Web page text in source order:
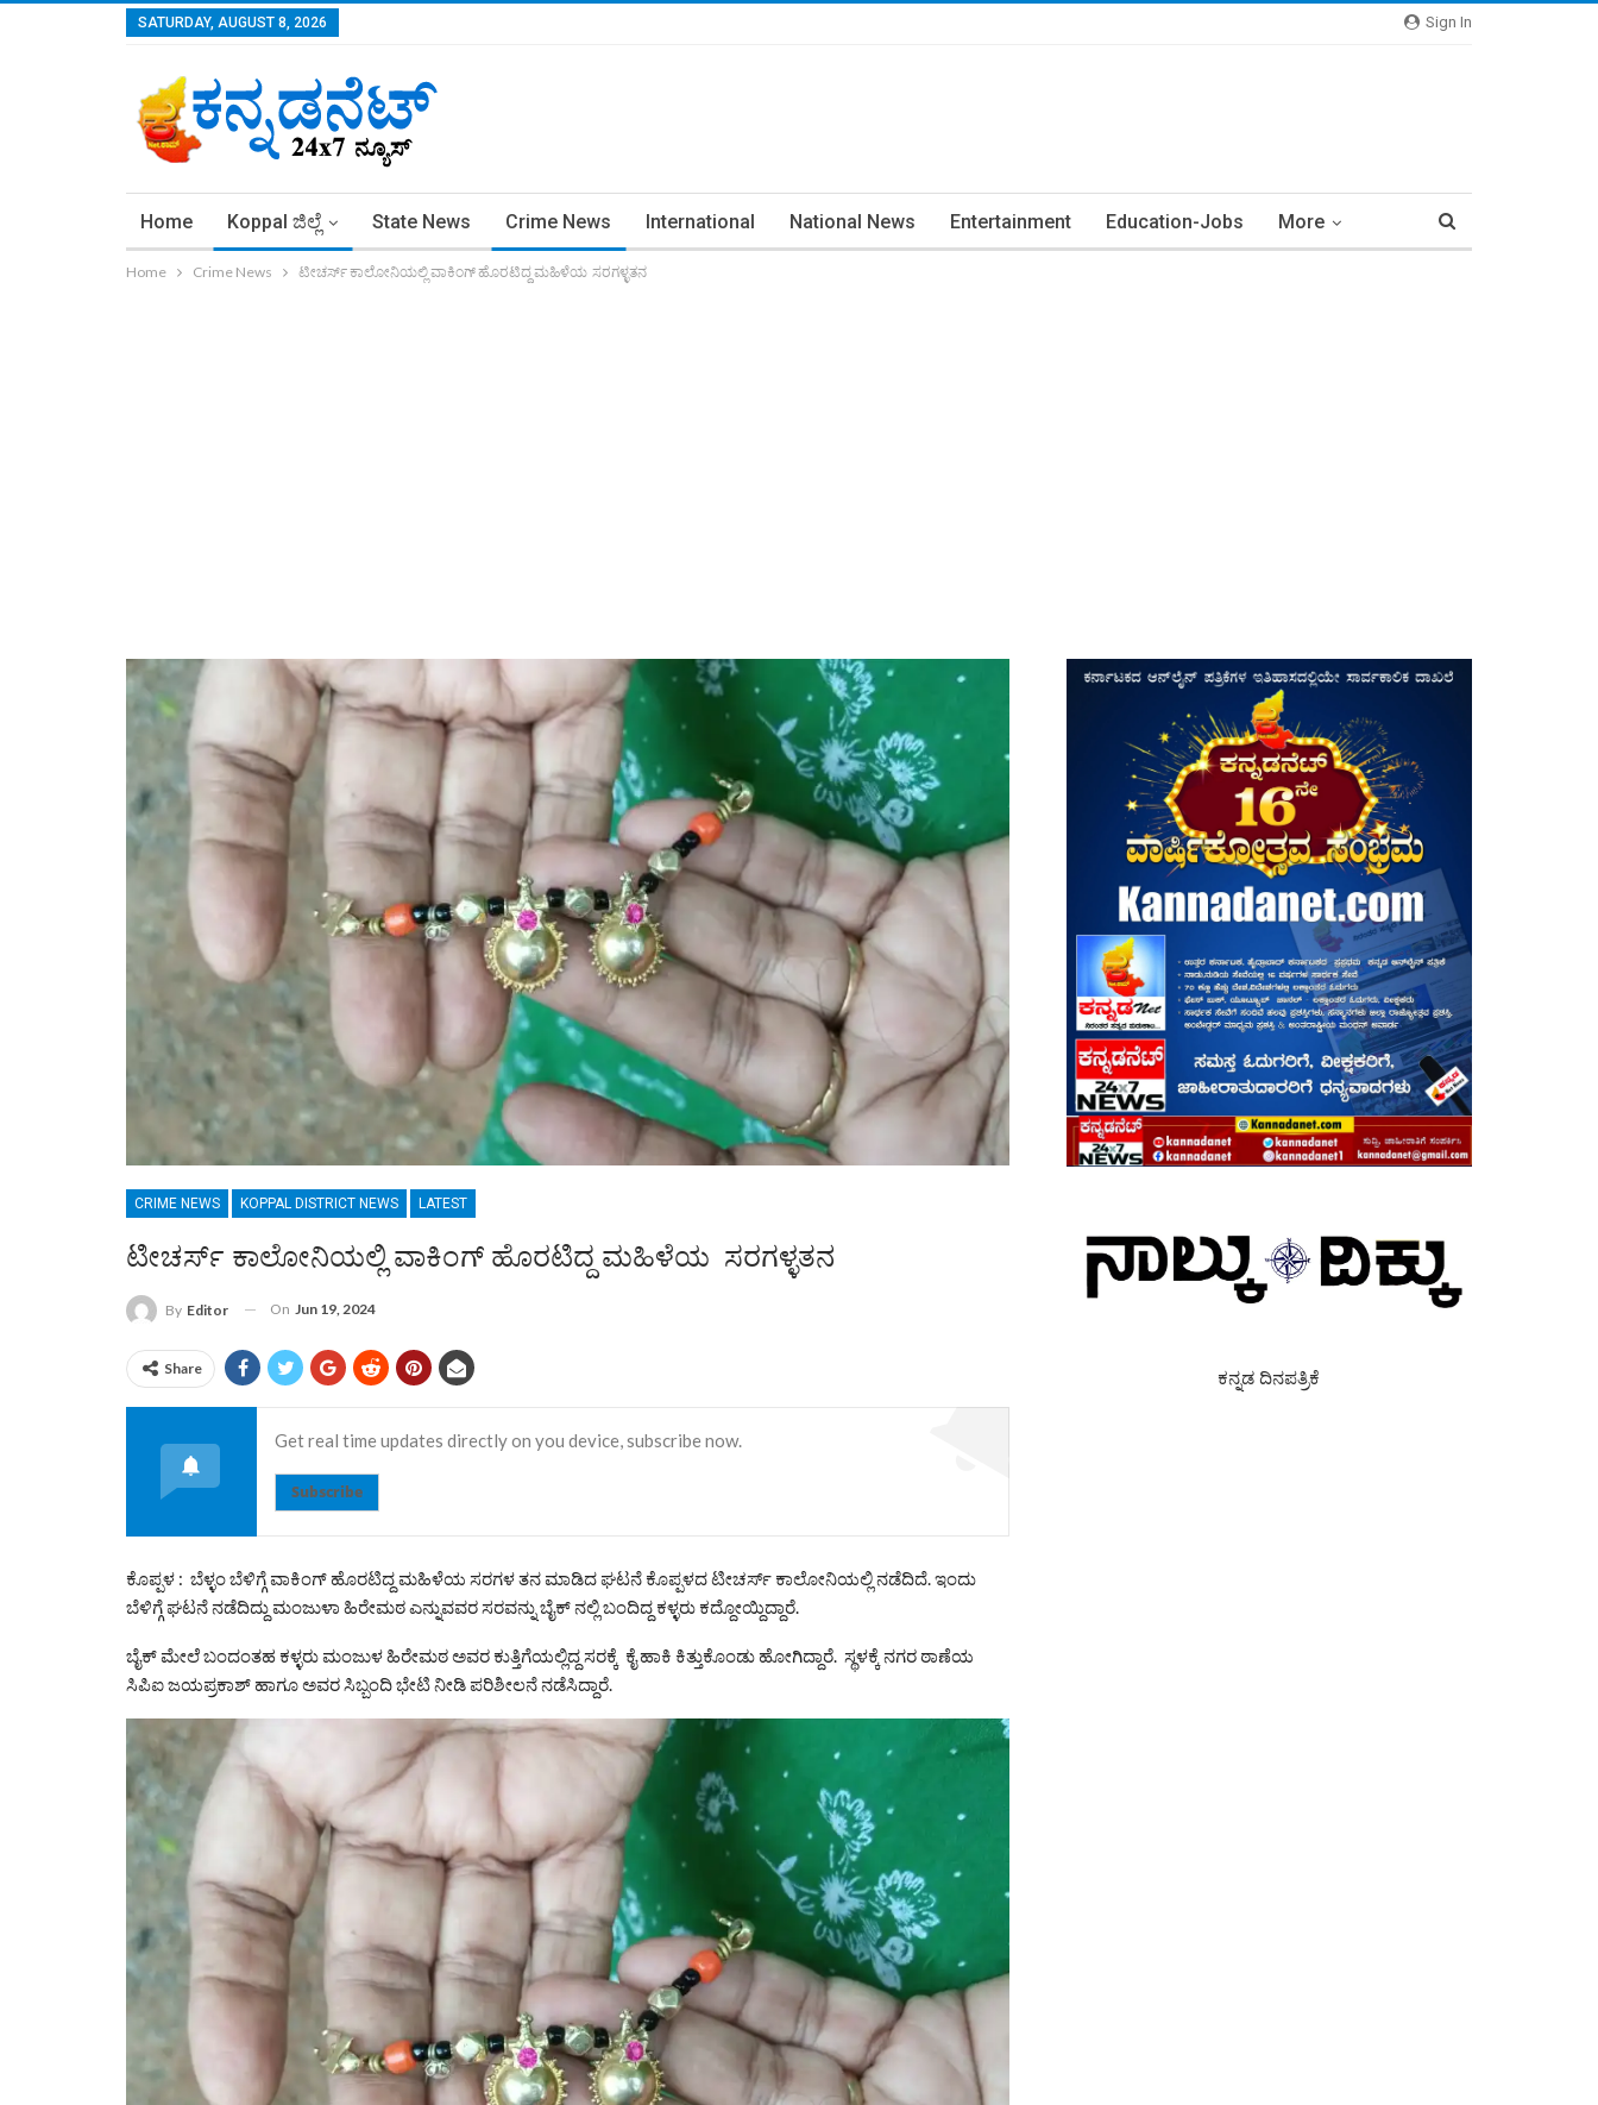
Sign In
SATURDAY, AUGUST 8, 2026
Home Koppal ಜಿಲ್ಲೆ State News Crime News International National News Entertainment Education-Jobs More
Home Crime News ಟೀಚರ್ಸ್ ಕಾಲೋನಿಯಲ್ಲಿ ವಾಕಿಂಗ್ ಹೊರಟಿದ್ದ ಮಹಿಳೆಯ ಸರಗಳ್ಳತನ
CRIME NEWS KOPPAL DISTRICT NEWS LATEST
ಟೀಚರ್ಸ್ ಕಾಲೋನಿಯಲ್ಲಿ ವಾಕಿಂಗ್ ಹೊರಟಿದ್ದ ಮಹಿಳೆಯ ಸರಗಳ್ಳತನ
By Editor On Jun 19, 2024
Share
Get real time updates directly on you device, subscribe now.
Subscribe
ಕೊಪ್ಪಳ : ಬೆಳ್ಳಂ ಬೆಳಿಗ್ಗೆ ವಾಕಿಂಗ್ ಹೊರಟಿದ್ದ ಮಹಿಳೆಯ ಸರಗಳ ತನ ಮಾಡಿದ ಘಟನೆ ಕೊಪ್ಪಳದ ಟೀಚರ್ಸ್ ಕಾಲೋನಿಯಲ್ಲಿ ನಡೆದಿದೆ. ಇಂದು
ಬೆಳಿಗ್ಗೆ ಘಟನೆ ನಡೆದಿದ್ದು ಮಂಜುಳಾ ಹಿರೇಮಠ ಎನ್ನುವವರ ಸರವನ್ನು ಬೈಕ್ ನಲ್ಲಿ ಬಂದಿದ್ದ ಕಳ್ಳರು ಕದ್ದೋಯ್ದಿದ್ದಾರೆ.
ಬೈಕ್ ಮೇಲೆ ಬಂದಂತಹ ಕಳ್ಳರು ಮಂಜುಳ ಹಿರೇಮಠ ಅವರ ಕುತ್ತಿಗೆಯಲ್ಲಿದ್ದ ಸರಕ್ಕೆ ಕೈ ಹಾಕಿ ಕಿತ್ತುಕೊಂಡು ಹೋಗಿದ್ದಾರೆ. ಸ್ಥಳಕ್ಕೆ ನಗರ ಠಾಣೆಯ
ಸಿಪಿಐ ಜಯಪ್ರಕಾಶ್ ಹಾಗೂ ಅವರ ಸಿಬ್ಬಂದಿ ಭೇಟಿ ನೀಡಿ ಪರಿಶೀಲನೆ ನಡೆಸಿದ್ದಾರೆ.
ಕನ್ನಡ ದಿನಪತ್ರಿಕೆ